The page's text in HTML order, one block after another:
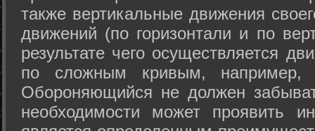
также вертикальные движения
движений (по горизонтали и по
результате чего осуществляется
по сложным кривым, например,
Обороняющийся не должен
необходимости может проявить